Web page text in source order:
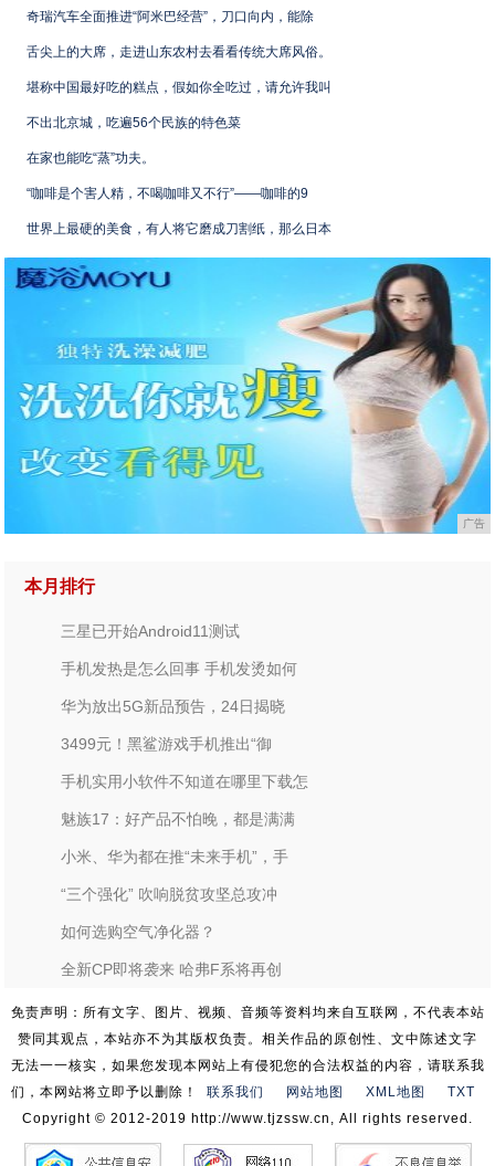
奇瑞汽车全面推进“阿米巴经营”，刀口向内，能除
舌尖上的大席，走进山东农村去看看传统大席风俗。
堪称中国最好吃的糕点，假如你全吃过，请允许我叫
不出北京城，吃遍56个民族的特色菜
在家也能吃“蒸”功夫。
“咖啡是个害人精，不喝咖啡又不行”——咖啡的9
世界上最硬的美食，有人将它磨成刀割纸，那么日本
广告
本月排行
三星已开始Android11测试
手机发热是怎么回事 手机发烫如何
华为放出5G新品预告，24日揭晓
3499元！黑鲨游戏手机推出“御
手机实用小软件不知道在哪里下载怎
魅族17：好产品不怕晚，都是满满
小米、华为都在推“未来手机”，手
“三个强化” 吹响脱贫攻坚总攻冲
如何选购空气净化器？
全新CP即将袭来 哈弗F系将再创
免责声明：所有文字、图片、视频、音频等资料均来自互联网，不代表本站
赞同其观点，本站亦不为其版权负责。相关作品的原创性、文中陈述文字
无法一一核实，如果您发现本网站上有侵犯您的合法权益的内容，请联系我
们，本网站将立即予以删除！
联系我们 网站地图 XML地图
TXT
Copyright © 2012-2019 http://www.tjzssw.cn, All rights reserved.